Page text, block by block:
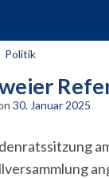
Politik
30. Januar 2025